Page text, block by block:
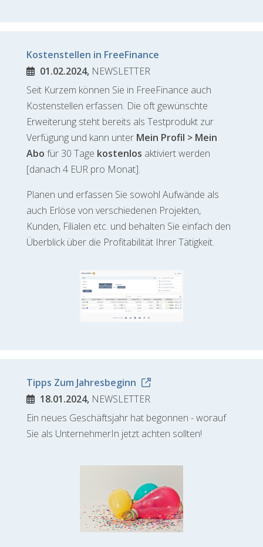
Kostenstellen in FreeFinance
01.02.2024, NEWSLETTER
Seit Kurzem können Sie in FreeFinance auch
Kostenstellen erfassen. Die oft gewünschte
Erweiterung steht bereits als Testprodukt zur
Verfügung und kann unter Mein Profil > Mein
Abo für 30 Tage kostenlos aktiviert werden
[danach 4 EUR pro Monat].
Planen und erfassen Sie sowohl Aufwände als
auch Erlöse von verschiedenen Projekten,
Kunden, Filialen etc. und behalten Sie einfach den
Überblick über die Profitabilität Ihrer Tätigkeit.
Tipps Zum Jahresbeginn
18.01.2024, NEWSLETTER
Ein neues Geschäftsjahr hat begonnen - worauf
Sie als UnternehmerIn jetzt achten sollten!